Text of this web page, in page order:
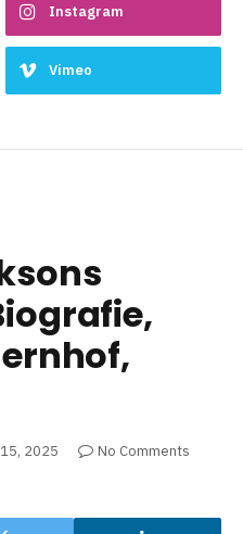
Instagram
Vimeo
2025
No Comments